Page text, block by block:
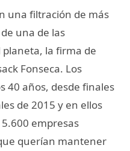
una filtración de más
una de las
planeta, la firma de
Fonseca. Los
40 años, desde finales
de 2015 y en ellos
empresas
querían mantener